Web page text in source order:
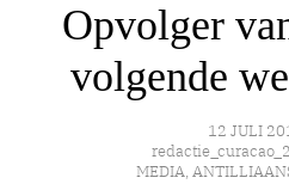
Opvolger
volgende
12 JULI
MEDIA,